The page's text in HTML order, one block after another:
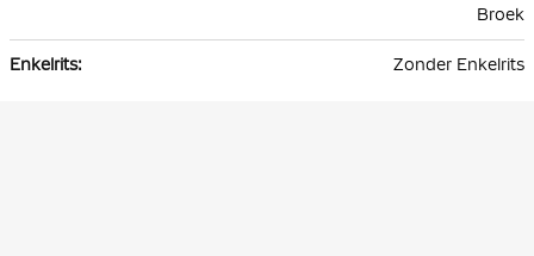
Broek
Zonder Enkelrits